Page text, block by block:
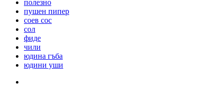
полезно
пушен пипер
соев сос
сол
фиде
чили
юдина гъба
юдини уши